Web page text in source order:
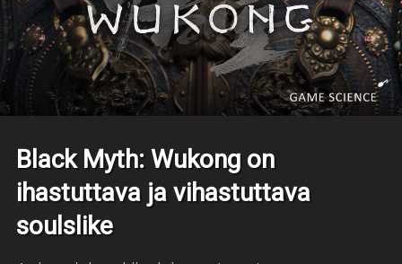
Black Myth: Wukong on
ihastuttava ja vihastuttava
soulslike